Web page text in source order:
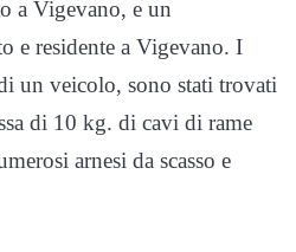
a Vigevano, e un
e residente a Vigevano. I
un veicolo, sono stati trovati
di 10 kg. di cavi di rame
arnesi da scasso e